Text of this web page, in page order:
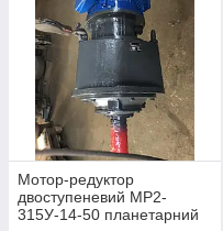
Мотор-редуктор
двоступеневий МР2-
315У-14-50 планетарний